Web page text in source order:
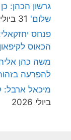
גרשון הכהן:
שלום' 31 ביולי 2026
פנחס
הכאוס
משה כהן
להפרעה
מיכאל ארבל:
ביולי 2026